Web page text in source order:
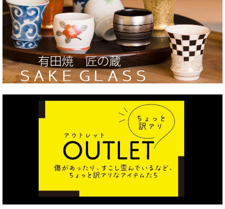
酒器（徳利・盃・ぐい呑）/急須/ポット
陶芸作家作品・他美術品
匠の蔵/SAKE GLASS
匠の蔵/ビアグラス
匠の蔵/焼酎グラス
匠の蔵カレー皿とパスタ皿チェルキオ